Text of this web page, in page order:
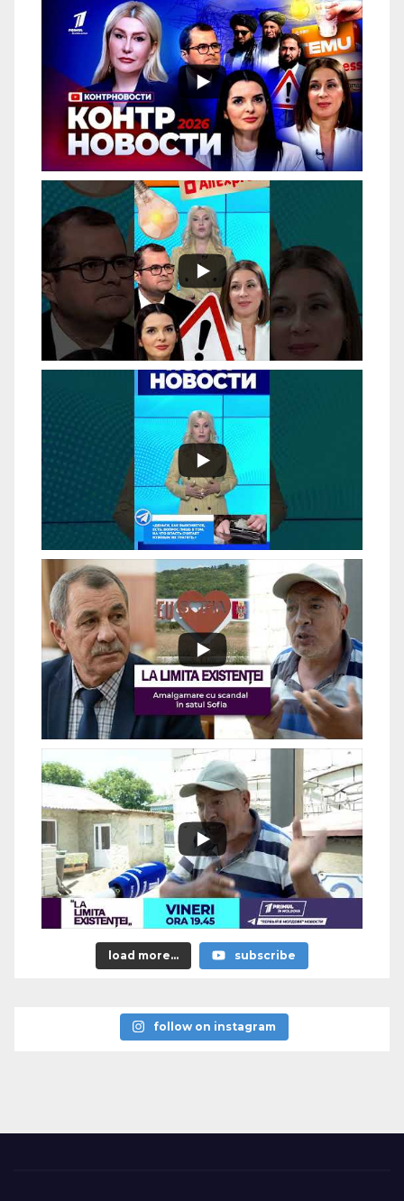
load more... subscribe
follow on instagram